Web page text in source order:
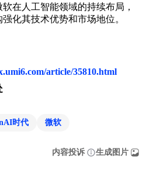
在人工智能领域的持续布局，
化其技术优势和市场地位。
article/35810.html
时代 微软
内容投诉 生成图片